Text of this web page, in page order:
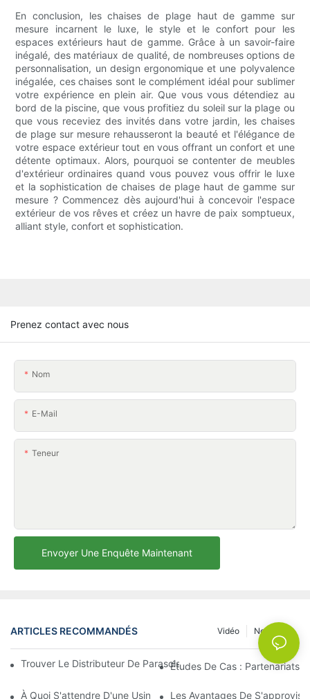
En conclusion, les chaises de plage haut de gamme sur
mesure incarnent le luxe, le style et le confort pour les
espaces extérieurs haut de gamme. Grâce à un savoir-faire
inégalé, des matériaux de qualité, de nombreuses options de
personnalisation, un design ergonomique et une polyvalence
inégalée, ces chaises sont le complément idéal pour sublimer
votre expérience en plein air. Que vous vous détendiez au
bord de la piscine, que vous profitiez du soleil sur la plage ou
que vous receviez des invités dans votre jardin, les chaises
de plage sur mesure rehausseront la beauté et l'élégance de
votre espace extérieur tout en vous offrant un confort et une
détente optimaux. Alors, pourquoi se contenter de meubles
d'extérieur ordinaires quand vous pouvez vous offrir le luxe
et la sophistication de chaises de plage haut de gamme sur
mesure ? Commencez dès aujourd'hui à concevoir l'espace
extérieur de vos rêves et créez un havre de paix somptueux,
alliant style, confort et sophistication.
Prenez contact avec nous
Nom
E-Mail
Teneur
Envoyer Une Enquête Maintenant
ARTICLES RECOMMANDÉS Nouvelles
Vidéo
Trouver Le Distributeur De Parasols De Plage Idéal Pour Votre
Études De Cas : Partenariats
À Quoi S'attendre D'une Usine De Chaises Longues D'extérieur
Les Avantages De